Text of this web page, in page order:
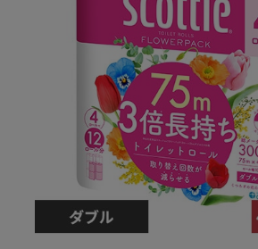
※ご確認ください
カートに入れる 購